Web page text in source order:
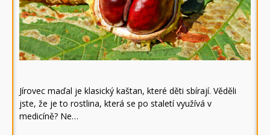
Jírovec maďal je klasický kaštan, které děti sbírají. Věděli
jste, že je to rostlina, která se po staletí využívá v
medicíně? Ne…